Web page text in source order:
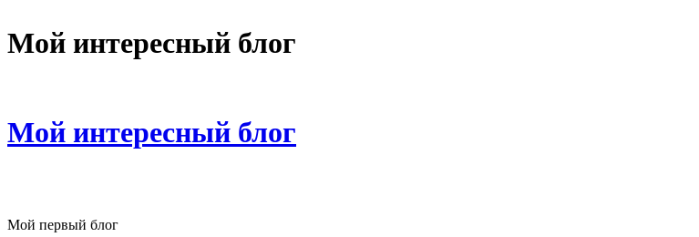
Мой интересный блог
Мой интересный блог
Мой первый блог